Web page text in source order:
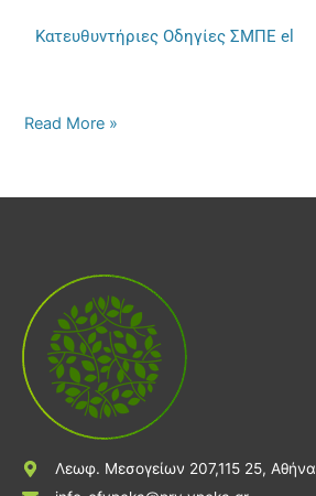
Κατευθυντήριες Οδηγίες ΣΜΠΕ el
Read More »
Λεωφ. Μεσογείων 207,115 25, Αθήνα